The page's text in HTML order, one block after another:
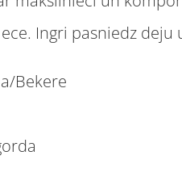
Ingri pasniedz
Bekere